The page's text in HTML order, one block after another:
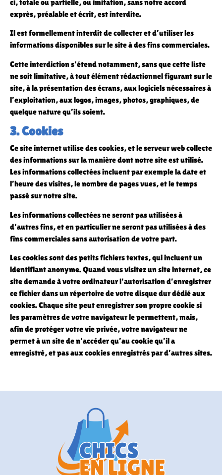
ci, totale ou partielle, ou imitation, sans notre accord
exprès, préalable et écrit, est interdite.
Il est formellement interdit de collecter et d’utiliser les
informations disponibles sur le site à des fins commerciales.
Cette interdiction s’étend notamment, sans que cette liste
ne soit limitative, à tout élément rédactionnel figurant sur le
site, à la présentation des écrans, aux logiciels nécessaires à
l’exploitation, aux logos, images, photos, graphiques, de
quelque nature qu’ils soient.
3. Cookies
Ce site internet utilise des cookies, et le serveur web collecte
des informations sur la manière dont notre site est utilisé.
Les informations collectées incluent par exemple la date et
l’heure des visites, le nombre de pages vues, et le temps
passé sur notre site.
Les informations collectées ne seront pas utilisées à
d’autres fins, et en particulier ne seront pas utilisées à des
fins commerciales sans autorisation de votre part.
Les cookies sont des petits fichiers textes, qui incluent un
identifiant anonyme. Quand vous visitez un site internet, ce
site demande à votre ordinateur l’autorisation d’enregistrer
ce fichier dans un répertoire de votre disque dur dédié aux
cookies. Chaque site peut enregistrer son propre cookie si
les paramètres de votre navigateur le permettent, mais,
afin de protéger votre vie privée, votre navigateur ne
permet à un site de n’accéder qu’au cookie qu’il a
enregistré, et pas aux cookies enregistrés par d’autres sites.